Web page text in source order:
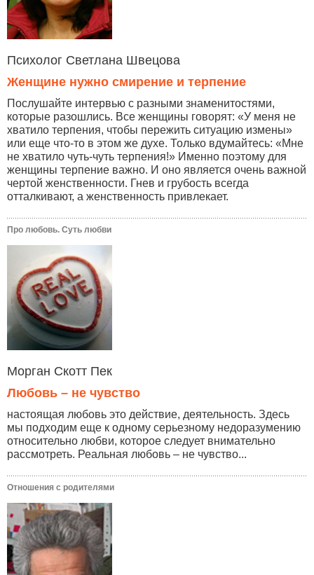
Психолог Светлана Швецова
Женщине нужно смирение и терпение
Послушайте интервью с разными знаменитостями,
которые разошлись. Все женщины говорят: «У меня не
хватило терпения, чтобы пережить ситуацию измены»
или еще что-то в этом же духе. Только вдумайтесь: «Мне
не хватило чуть-чуть терпения!» Именно поэтому для
женщины терпение важно. И оно является очень важной
чертой женственности. Гнев и грубость всегда
отталкивают, а женственность привлекает.
Про любовь. Суть любви
Морган Скотт Пек
Любовь – не чувство
настоящая любовь это действие, деятельность. Здесь
мы подходим еще к одному серьезному недоразумению
относительно любви, которое следует внимательно
рассмотреть. Реальная любовь – не чувство...
Отношения с родителями